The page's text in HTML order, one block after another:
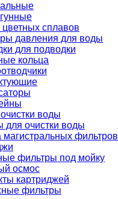
цветных сплавов
давления для воды
для подводки
кольца
воды
для очистки воды
магистральных фильтров
фильтры под мойку
осмос
картриджей
фильтры